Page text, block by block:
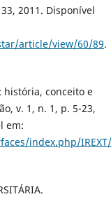
2011. Disponível
article/view/60/89.
história, conceito e
v. 1, n. 1, p. 5-23,
em:
index.php/